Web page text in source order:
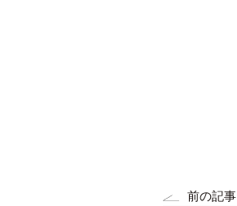
前の記事